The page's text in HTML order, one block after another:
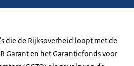
die de Rijksoverheid loopt met de
Garant en het Garantiefonds voor